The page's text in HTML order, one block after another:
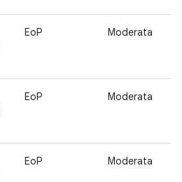
EoP Moderata
EoP Moderata
EoP Moderata